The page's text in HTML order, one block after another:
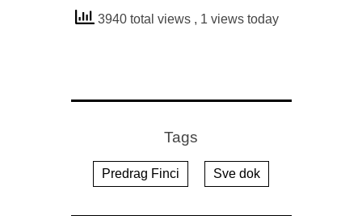
3940 total views , 1 views today
Tags
Predrag Finci Sve dok